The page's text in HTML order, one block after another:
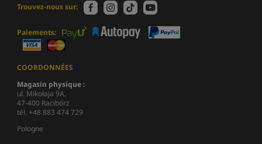
Trouvez-nous sur:
Paiements:
COORDONNÉES
Magasin physique :
ul. Mikołaja 9A,
47-400 Racibórz
tél. +48 883 474 729
Pologne